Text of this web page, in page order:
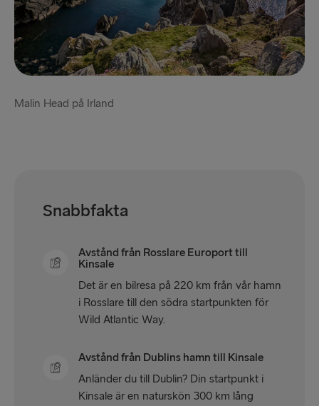
Malin Head på Irland
Snabbfakta
Avstånd från Rosslare Europort till
Kinsale
Det är en bilresa på 220 km från vår hamn
i Rosslare till den södra startpunkten för
Wild Atlantic Way.
Avstånd från Dublins hamn till Kinsale
Anländer du till Dublin? Din startpunkt i
Kinsale är en naturskön 300 km lång